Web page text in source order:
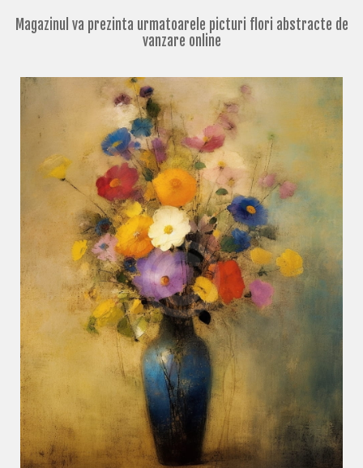
Magazinul va prezinta urmatoarele picturi flori abstracte de
vanzare online